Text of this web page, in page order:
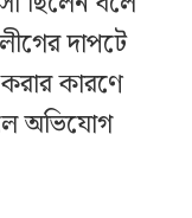
দাপটে
কারণে
অভিযোগ